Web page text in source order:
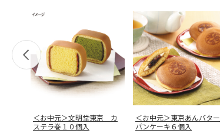
＜お中元＞文明堂東京 カ
ステラ巻１０個入
＜お中元＞東京あんバター
パンケーキ６個入